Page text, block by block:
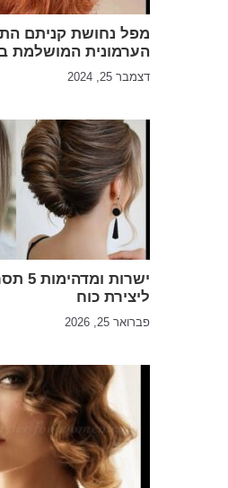
מפל נחושת קניתם
הערמונית המושלמת
דצמבר 25, 2024
ליצירת כוח
פברואר 25, 2026